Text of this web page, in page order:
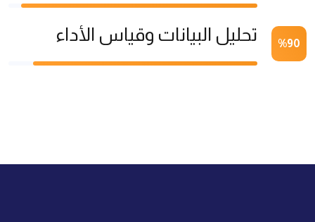
90
% تحليل البيانات وقياس الأداء